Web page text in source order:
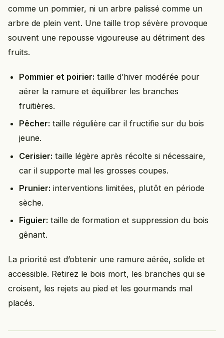
comme un pommier, ni un arbre palissé comme un
arbre de plein vent. Une taille trop sévère provoque
souvent une repousse vigoureuse au détriment des
fruits.
Pommier et poirier: taille d’hiver modérée pour
aérer la ramure et équilibrer les branches
fruitières.
Pêcher: taille régulière car il fructifie sur du bois
jeune.
Cerisier: taille légère après récolte si nécessaire,
car il supporte mal les grosses coupes.
Prunier: interventions limitées, plutôt en période
sèche.
Figuier: taille de formation et suppression du bois
gênant.
La priorité est d’obtenir une ramure aérée, solide et
accessible. Retirez le bois mort, les branches qui se
croisent, les rejets au pied et les gourmands mal
placés.